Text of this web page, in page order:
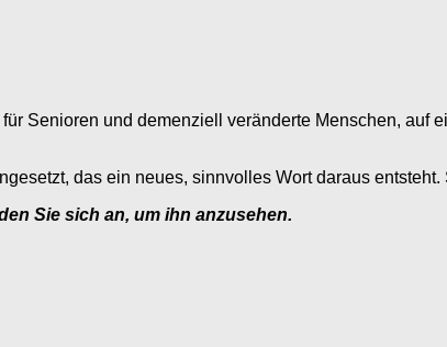
Senioren und demenziell veränderte Menschen, auf
das ein neues, sinnvolles Wort daraus
Sie sich an, um ihn anzusehen.